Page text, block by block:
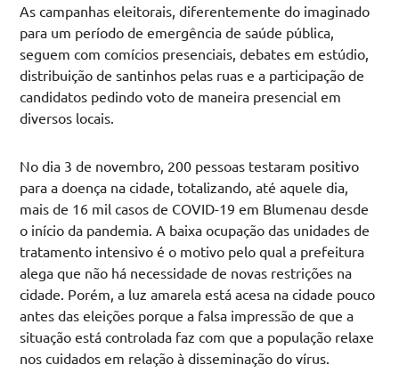
As campanhas eleitorais, diferentemente do imaginado
para um período de emergência de saúde pública,
seguem com comícios presenciais, debates em estúdio,
distribuição de santinhos pelas ruas e a participação de
candidatos pedindo voto de maneira presencial em
diversos locais.
No dia 3 de novembro, 200 pessoas testaram positivo
para a doença na cidade, totalizando, até aquele dia,
mais de 16 mil casos de COVID-19 em Blumenau desde
o início da pandemia. A baixa ocupação das unidades de
tratamento intensivo é o motivo pelo qual a prefeitura
alega que não há necessidade de novas restrições na
cidade. Porém, a luz amarela está acesa na cidade pouco
antes das eleições porque a falsa impressão de que a
situação está controlada faz com que a população relaxe
nos cuidados em relação à disseminação do vírus.